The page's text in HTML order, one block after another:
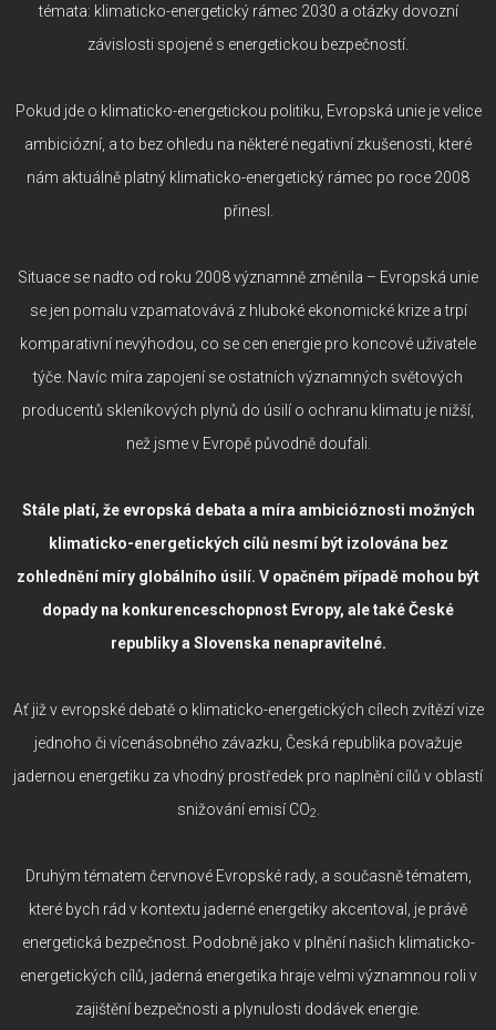
témata: klimaticko-energetický rámec 2030 a otázky dovozní
závislosti spojené s energetickou bezpečností.
Pokud jde o klimaticko-energetickou politiku, Evropská unie je velice
ambiciózní, a to bez ohledu na některé negativní zkušenosti, které
nám aktuálně platný klimaticko-energetický rámec po roce 2008
přinesl.
Situace se nadto od roku 2008 významně změnila – Evropská unie
se jen pomalu vzpamatovává z hluboké ekonomické krize a trpí
komparativní nevýhodou, co se cen energie pro koncové uživatele
týče. Navíc míra zapojení se ostatních významných světových
producentů skleníkových plynů do úsilí o ochranu klimatu je nižší,
než jsme v Evropě původně doufali.
Stále platí, že evropská debata a míra ambicióznosti možných
klimaticko-energetických cílů nesmí být izolována bez
zohlednění míry globálního úsilí. V opačném případě mohou být
dopady na konkurenceschopnost Evropy, ale také České
republiky a Slovenska nenapravitelné.
Ať již v evropské debatě o klimaticko-energetických cílech zvítězí vize
jednoho či vícenásobného závazku, Česká republika považuje
jadernou energetiku za vhodný prostředek pro naplnění cílů v oblastí
snižování emisí CO2
Druhým tématem červnové Evropské rady, a současně tématem,
které bych rád v kontextu jaderné energetiky akcentoval, je právě
energetická bezpečnost. Podobně jako v plnění našich klimaticko-
energetických cílů, jaderná energetika hraje velmi významnou roli v
zajištění bezpečnosti a plynulosti dodávek energie.